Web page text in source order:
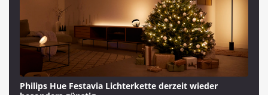
Philips Hue Festavia Lichterkette derzeit wieder